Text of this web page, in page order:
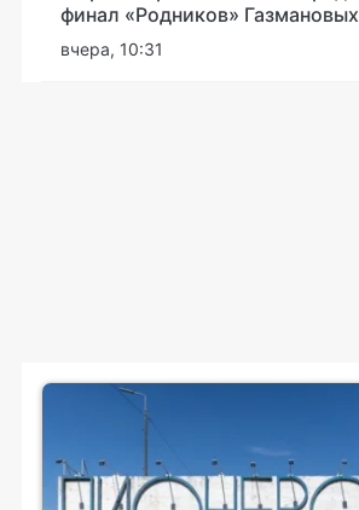
финал «Родников» Газмановых
вчера, 10:31